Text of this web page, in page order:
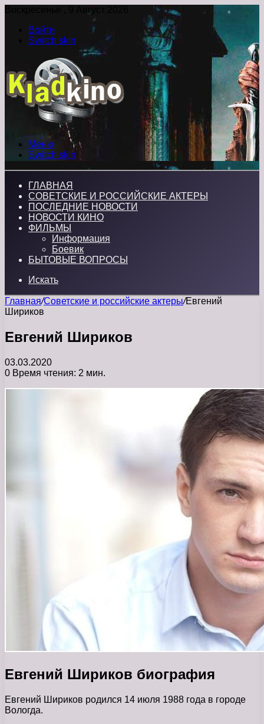
Воскресенье , 9 Август 2026
Войти
Switch skin
Меню
Switch skin
ГЛАВНАЯ
СОВЕТСКИЕ И РОССИЙСКИЕ АКТЕРЫ
ПОСЛЕДНИЕ НОВОСТИ
НОВОСТИ КИНО
ФИЛЬМЫ
Информация
Боевик
БЫТОВЫЕ ВОПРОСЫ
Искать
Главная/Советские и российские актеры/Евгений
Шириков
Евгений Шириков
03.03.2020
0 Время чтения: 2 мин.
Евгений Шириков биография
Евгений Шириков родился 14 июля 1988 года в городе
Вологда.